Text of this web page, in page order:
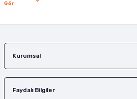
Gör
Kurumsal
Faydalı Bilgiler